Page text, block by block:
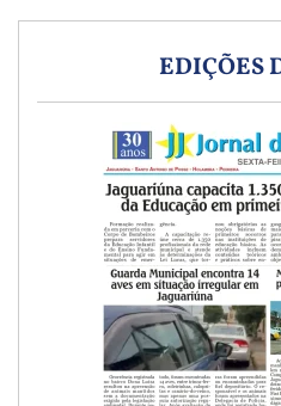
EDIÇÕES